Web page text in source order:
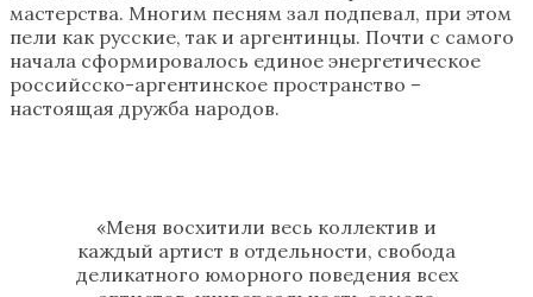
мастерства. Многим песням зал подпевал, при этом
пели как русские, так и аргентинцы. Почти с самого
начала сформировалось единое энергетическое
российсско-аргентинское пространство –
настоящая дружба народов.
«Меня восхитили весь коллектив и
каждый артист в отдельности, свобода
деликатного юморного поведения всех